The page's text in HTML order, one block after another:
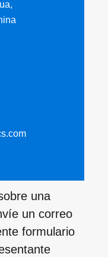
una
un correo
formulario